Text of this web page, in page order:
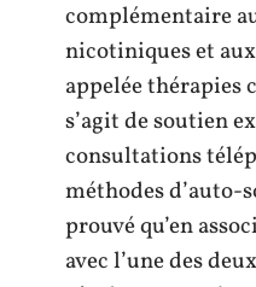
complémentaire
nicotiniques et
appelée thérapies
s’agit de soutien
consultations
méthodes d’auto-
prouvé qu’en
avec l’une des